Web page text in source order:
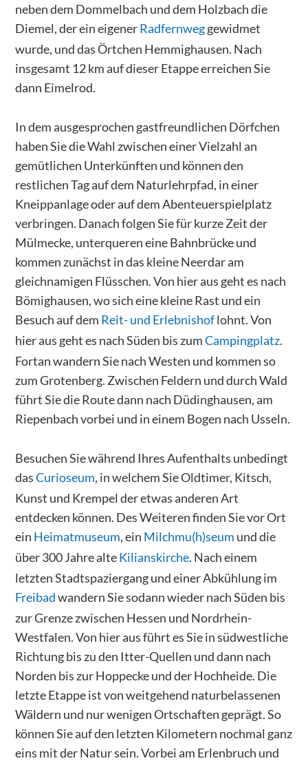
neben dem Dommelbach und dem Holzbach die
Diemel, der ein eigenerRadfernweggewidmet
wurde, und das Örtchen Hemmighausen. Nach
insgesamt 12 km auf dieser Etappe erreichen Sie
dann Eimelrod.
In dem ausgesprochen gastfreundlichen Dörfchen
haben Sie die Wahl zwischen einer Vielzahl an
gemütlichen Unterkünften und können den
restlichen Tag auf dem Naturlehrpfad, in einer
Kneippanlage oder auf dem Abenteuerspielplatz
verbringen. Danach folgen Sie für kurze Zeit der
Mülmecke, unterqueren eine Bahnbrücke und
kommen zunächst in das kleine Neerdar am
gleichnamigen Flüsschen. Von hier aus geht es nach
Bömighausen, wo sich eine kleine Rast und ein
Besuch auf dem Reit- und Erlebnishoflohnt. Von
hier aus geht es nach Süden bis zumCampingplatz.
Fortan wandern Sie nach Westen und kommen so
zum Grotenberg. Zwischen Feldern und durch Wald
führt Sie die Route dann nach Düdinghausen, am
Riepenbach vorbei und in einem Bogen nach Usseln.
Besuchen Sie während Ihres Aufenthalts unbedingt
dasCurioseum, in welchem Sie Oldtimer, Kitsch,
Kunst und Krempel der etwas anderen Art
entdecken können. Des Weiteren finden Sie vor Ort
ein Heimatmuseum, ein Milchmu(h)seum und die
über 300 Jahre alteKilianskirche. Nach einem
letzten Stadtspaziergang und einer Abkühlung im
Freibadwandern Sie sodann wieder nach Süden bis
zur Grenze zwischen Hessen und Nordrhein-
Westfalen. Von hier aus führt es Sie in südwestliche
Richtung bis zu den Itter-Quellen und dann nach
Norden bis zur Hoppecke und der Hochheide. Die
letzte Etappe ist von weitgehend naturbelassenen
Wäldern und nur wenigen Ortschaften geprägt. So
können Sie auf den letzten Kilometern nochmal ganz
eins mit der Natur sein. Vorbei am Erlenbruch und